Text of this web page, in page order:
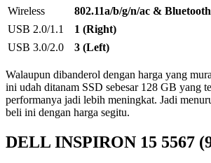
Wireless
802.11a/b/g/n/ac &
USB 2.0/1.1
1 (Right)
USB 3.0/2.0
3 (Left)
Walaupun dibanderol dengan harga yang
ini udah ditanam SSD sebesar 128 GB yang
performanya jadi lebih meningkat. Jadi
beli ini dengan harga segitu.
DELL INSPIRON 15 5567